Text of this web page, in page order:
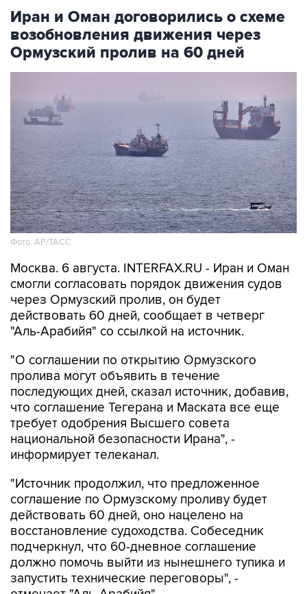
Иран и Оман договорились о схеме
возобновления движения через
Ормузский пролив на 60 дней
Фото: AP/ТАСС
Москва. 6 августа. INTERFAX.RU - Иран и Оман
смогли согласовать порядок движения судов
через Ормузский пролив, он будет
действовать 60 дней, сообщает в четверг
"Аль-Арабийя" со ссылкой на источник.
"О соглашении по открытию Ормузского
пролива могут объявить в течение
последующих дней, сказал источник, добавив,
что соглашение Тегерана и Маската все еще
требует одобрения Высшего совета
национальной безопасности Ирана", -
информирует телеканал.
"Источник продолжил, что предложенное
соглашение по Ормузскому проливу будет
действовать 60 дней, оно нацелено на
восстановление судоходства. Собеседник
подчеркнул, что 60-дневное соглашение
должно помочь выйти из нынешнего тупика и
запустить технические переговоры", -